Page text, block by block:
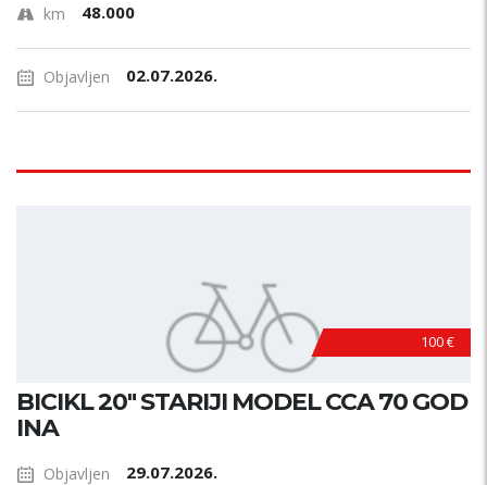
km 48.000
Objavljen 02.07.2026.
100 €
BICIKL 20" STARIJI MODEL CCA 70 GOD
INA
Objavljen 29.07.2026.